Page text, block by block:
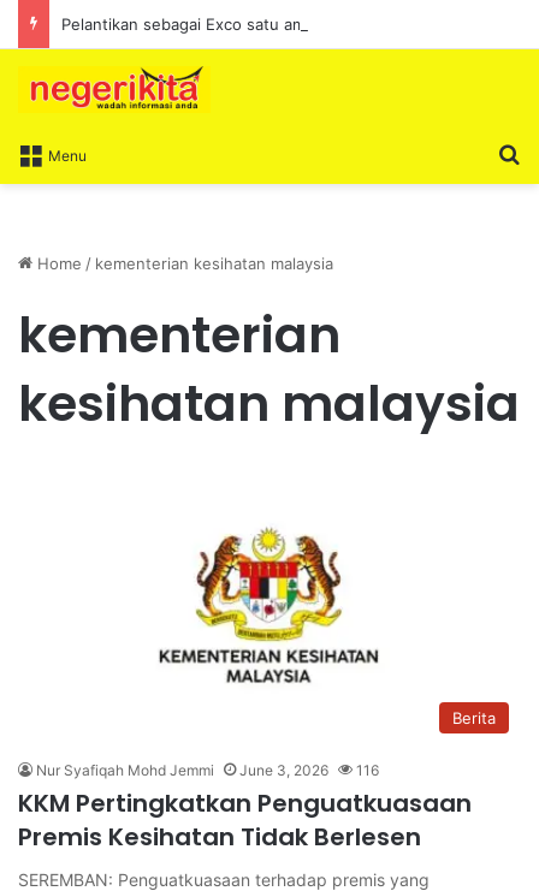
Menu
Home / kementerian kesihatan malaysia
kementerian
kesihatan malaysia
Berita
Nur Syafiqah Mohd Jemmi June 3, 2026 116
KKM Pertingkatkan Penguatkuasaan
Premis Kesihatan Tidak Berlesen
SEREMBAN: Penguatkuasaan terhadap premis yang